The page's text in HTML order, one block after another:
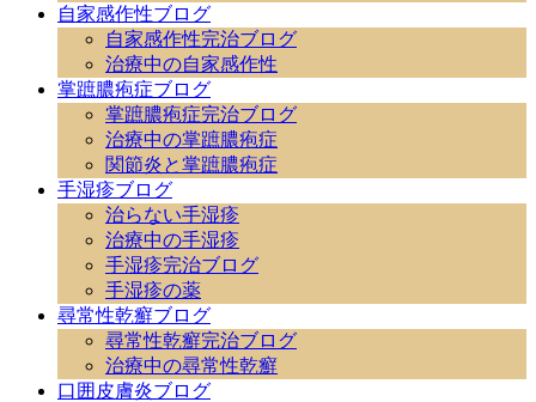
自家感作性ブログ
自家感作性完治ブログ
治療中の自家感作性
掌蹠膿疱症ブログ
掌蹠膿疱症完治ブログ
治療中の掌蹠膿疱症
関節炎と掌蹠膿疱症
手湿疹ブログ
治らない手湿疹
治療中の手湿疹
手湿疹完治ブログ
手湿疹の薬
尋常性乾癬ブログ
尋常性乾癬完治ブログ
治療中の尋常性乾癬
口囲皮膚炎ブログ